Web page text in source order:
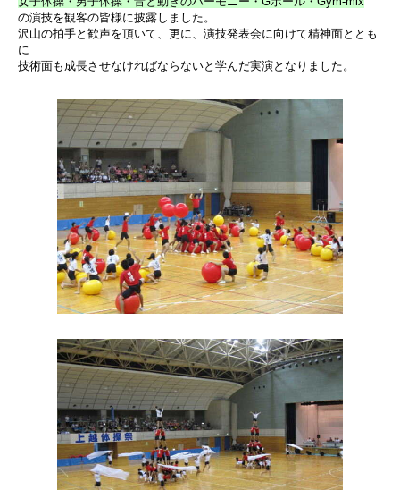
の演技を観客の皆様に披露しました。
沢山の拍手と歓声を頂いて、更に、演技発表会に向けて精神面ととも
に
技術面も成長させなければならないと学んだ実演となりました。